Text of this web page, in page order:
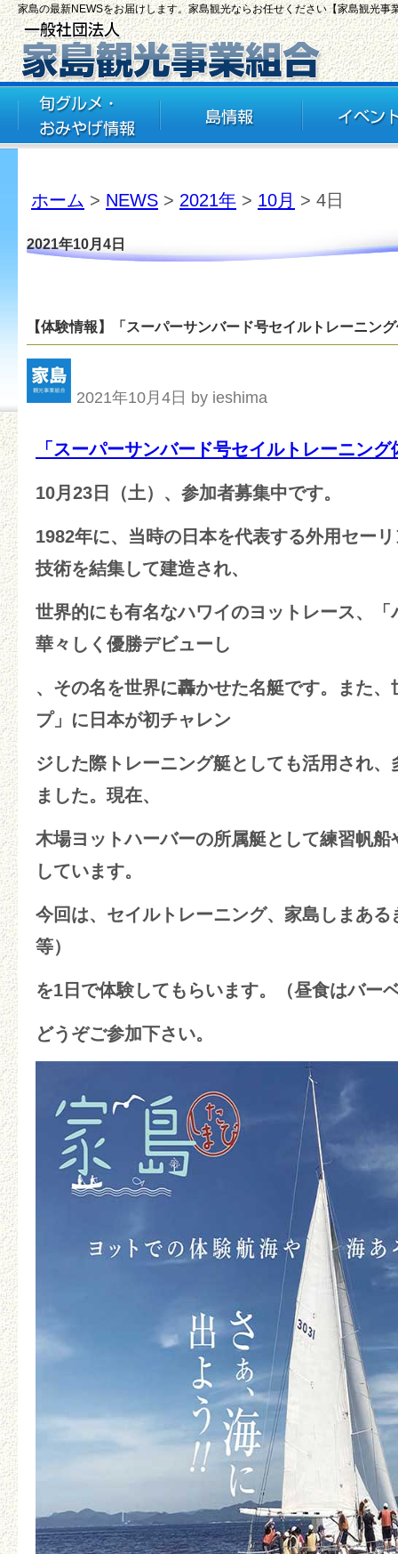
家島の最新NEWSをお届けします。家島観光ならお任せください【家島観光事
ホーム > NEWS > 2021年 > 10月 > 4日
2021年10月4日
【体験情報】「スーパーサンバード号セイルトレーニン
2021年10月4日 by ieshima
「スーパーサンバード号セイルトレーニン
10月23日（土）、参加者募集中です。
1982年に、当時の日本を代表する外用セー
技術を結集して建造され、
世界的にも有名なハワイのヨットレース、
華々しく優勝デビューし
、その名を世界に轟かせた名艇です。また
プ」に日本が初チャレン
ジした際トレーニング艇としても活用され
ました。現在、
木場ヨットハーバーの所属艇として練習帆
しています。
今回は、セイルトレーニング、家島しまあ
等）
を1日で体験してもらいます。 （昼食はバー
どうぞご参加下さい。